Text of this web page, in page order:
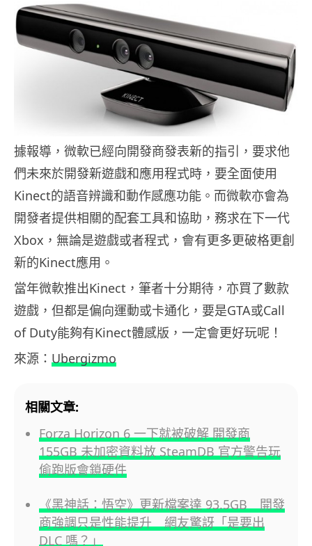
據報導，微軟已經向開發商發表新的指引，要求他
們未來於開發新遊戲和應用程式時，要全面使用
Kinect的語音辨識和動作感應功能。而微軟亦會為
開發者提供相關的配套工具和協助，務求在下一代
Xbox，無論是遊戲或者程式，會有更多更破格更創
新的Kinect應用。
當年微軟推出Kinect，筆者十分期待，亦買了數款
遊戲，但都是偏向運動或卡通化，要是GTA或Call
of Duty能夠有Kinect體感版，一定會更好玩呢！
來源： Ubergizmo
相關文章:
Forza Horizon 6 一下就被破解 開發商
155GB 未加密資料放 SteamDB 官方警告玩
偷跑版會鎖硬件
《黑神話：悟空》更新檔案達 93.5GB 開發
商強調只是性能提升 網友驚訝「是要出
DLC 嗎？」